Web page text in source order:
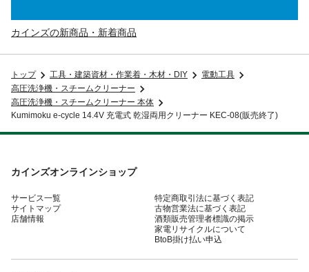
カインズの新商品・新着商品
トップ 工具・建築資材・作業着・木材・DIY
電動工具
高圧洗浄機・スチームクリーナー
高圧洗浄機・スチームクリーナー 本体
Kumimoku e-cycle 14.4V 充電式 乾湿両用クリーナー KEC-08(販売終了)
カインズオンラインショップ
サービス一覧
サイトマップ
店舗情報
特定商取引法に基づく表記
古物営業法に基づく表記
酒類販売管理者標識の掲示
家電リサイクルについて
BtoB掛け払い申込